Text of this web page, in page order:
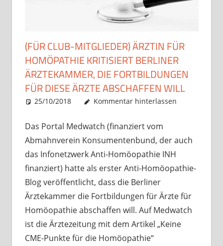
(FÜR CLUB-MITGLIEDER) ÄRZTIN FÜR
HOMÖPATHIE KRITISIERT BERLINER
ÄRZTEKAMMER, DIE FORTBILDUNGEN
FÜR DIESE ÄRZTE ABSCHAFFEN WILL
25/10/2018 Christian J. Becker
Allgemein
Kommentar hinterlassen
Das Portal Medwatch (finanziert vom
Abmahnverein Konsumentenbund, der auch
das Infonetzwerk Anti-Homöopathie INH
finanziert) hatte als erster Anti-Homöopathie-
Blog veröffentlicht, dass die Berliner
Ärztekammer die Fortbildungen für Ärzte für
Homöopathie abschaffen will. Auf Medwatch
ist die Ärztezeitung mit dem Artikel „Keine
CME-Punkte für die Homöopathie“